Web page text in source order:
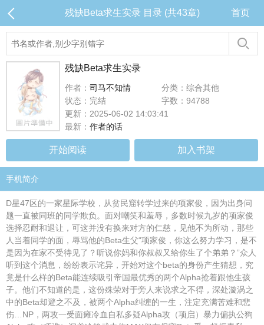
残缺Beta求生实录 目录 (共43章) 首页
残缺Beta求生实录
作者： 司马不知情
分类：综合其他
状态：完结
字数：94788
更新：2025-06-02 14:03:41
最新： 作者的话
开始阅读 加入书架
手机简介
D星47区的一家星际学校，从贫民窟转学过来的项家俊，因为出身问
题一直被同班的同学欺负。面对嘲笑和羞辱，多数时候九岁的项家俊
选择忍耐和退让，可这并没有换来对方的仁慈，见他不为所动，那些
人当着同学的面，辱骂他的Beta生父“项家俊，你这么努力学习，是不
是因为在家不受待见了？听说你妈和你叔叔又给你生了个弟弟？”众人
听到这个消息，纷纷表示诧异，开始对这个beta的身份产生猜想，究
竟是什么样的Beta能连续吸引帝国最优秀的两个Alpha抢着跟他生孩
子。他们不知道的是，这份殊荣对于旁人来说求之不得，深处漩涡之
中的Beta却避之不及，被两个Alpha纠缠的一生，注定充满苦难和悲
伤…NP，两攻一受面瘫冷血自私多疑Alpha攻（项启）暴力偏执公狗